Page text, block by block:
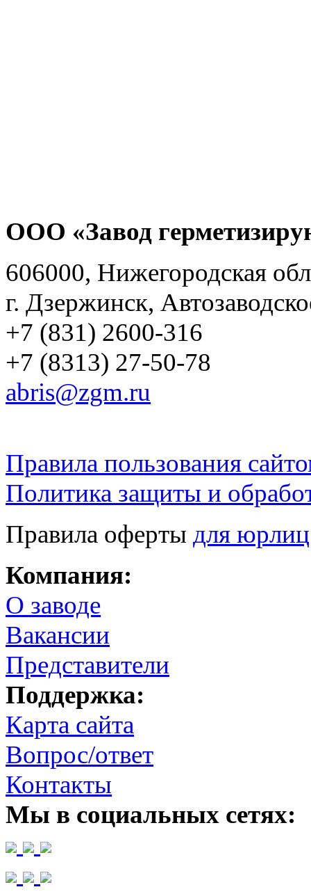
ООО «Завод
606000, Нижегородская
г. Дзержинск,
+7 (831) 2600-316
+7 (8313) 27-50-78
abris@zgm.ru
Правила пользования
Политика защиты и
Правила оферты для
Компания:
О заводе
Вакансии
Представители
Поддержка:
Карта сайта
Вопрос/ответ
Контакты
Мы в социальных сетях: